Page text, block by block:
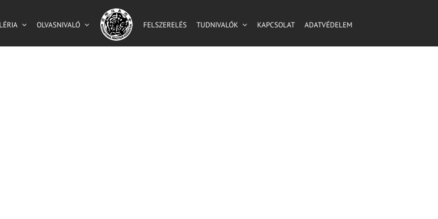
OLVASNIVALÓ FELSZERELÉS TUDNIVALÓK KAPCSOLAT ADATVÉDELEM